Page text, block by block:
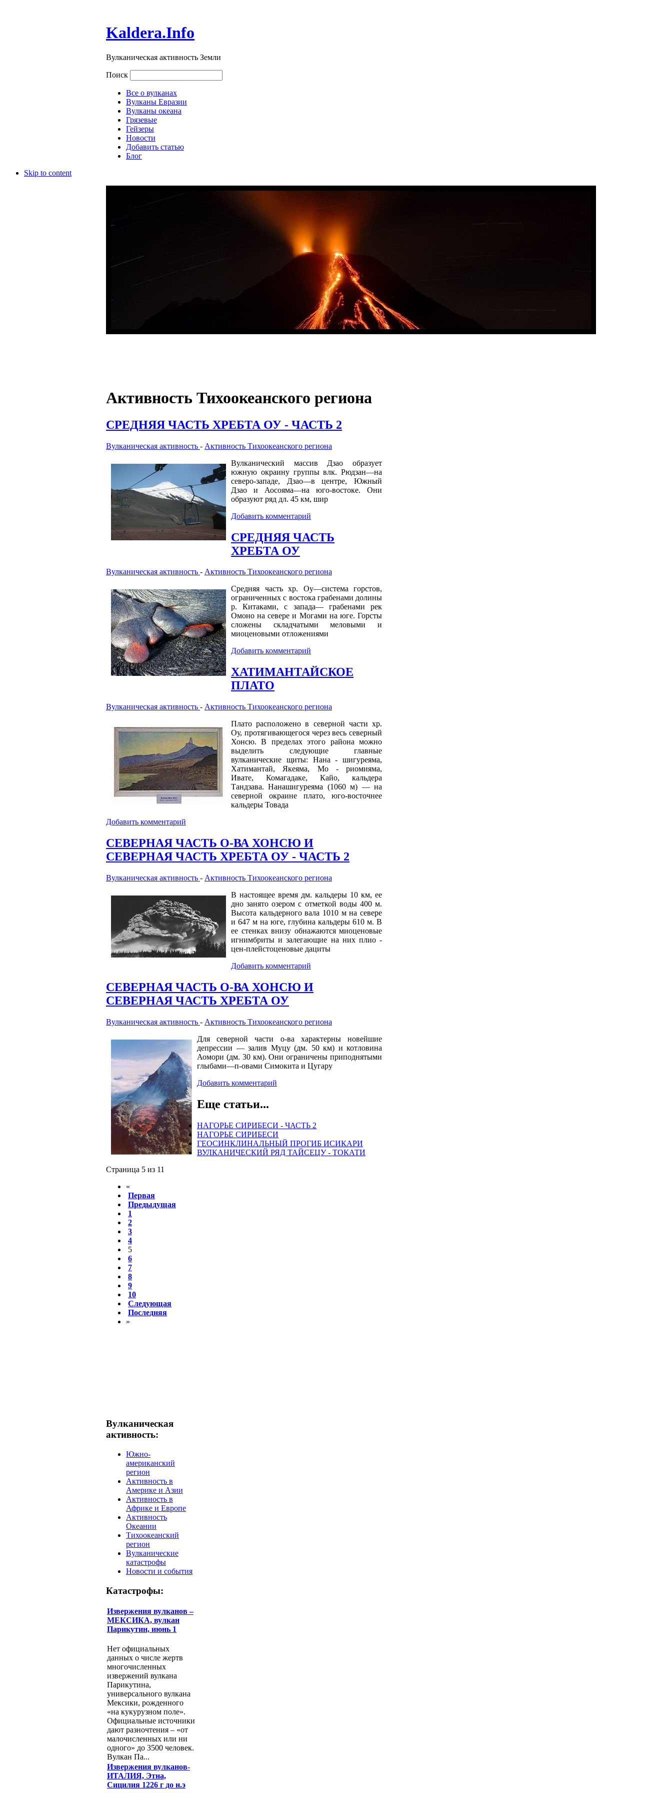
Kaldera.Info
Вулканическая активность Земли
Поиск
Все о вулканах
Вулканы Евразии
Вулканы океана
Грязевые
Гейзеры
Новости
Добавить статью
Блог
Skip to content
Активность Тихоокеанского региона
СРЕДНЯЯ ЧАСТЬ ХРЕБТА ОУ - ЧАСТЬ 2
Вулканическая активность - Активность Тихоокеанского региона
Вулканический массив Дзао образует
южную окраину группы влк. Рюдзан—на
северо-западе, Дзао—в центре, Южный
Дзао и Аосояма—на юго-востоке. Они
образуют ряд дл. 45 км, шир
Добавить комментарий
СРЕДНЯЯ ЧАСТЬ
ХРЕБТА ОУ
Вулканическая активность - Активность Тихоокеанского региона
Средняя часть хр. Оу—система горстов,
ограниченных с востока грабенами долины
р. Китаками, с запада— грабенами рек
Омоно на севере и Могами на юге. Горсты
сложены складчатыми меловыми и
миоценовыми отложениями
Добавить комментарий
ХАТИМАНТАЙСКОЕ
ПЛАТО
Вулканическая активность - Активность Тихоокеанского региона
Плато расположено в северной части хр.
Оу, протягивающегося через весь северный
Хонсю. В пределах этого района можно
выделить следующие главные
вулканические щиты: Нана - шигуреяма,
Хатимантай, Якеяма, Мо - риомияма,
Ивате, Комагадаке, Кайо, кальдера
Тандзава. Нанашигуреяма (1060 м) — на
северной окраине плато, юго-восточнее
кальдеры Товада
Добавить комментарий
СЕВЕРНАЯ ЧАСТЬ О-ВА ХОНСЮ И
СЕВЕРНАЯ ЧАСТЬ ХРЕБТА ОУ - ЧАСТЬ 2
Вулканическая активность - Активность Тихоокеанского региона
В настоящее время дм. кальдеры 10 км, ее
дно занято озером с отметкой воды 400 м.
Высота кальдерного вала 1010 м на севере
и 647 м на юге, глубина кальдеры 610 м. В
ее стенках внизу обнажаются миоценовые
игнимбриты и залегающие на них плио -
цен-плейстоценовые дациты
Добавить комментарий
СЕВЕРНАЯ ЧАСТЬ О-ВА ХОНСЮ И
СЕВЕРНАЯ ЧАСТЬ ХРЕБТА ОУ
Вулканическая активность - Активность Тихоокеанского региона
Для северной части о-ва характерны новейшие
депрессии — залив Муцу (дм. 50 км) и котловина
Аомори (дм. 30 км). Они ограничены приподнятыми
глыбами—п-овами Симокита и Цугару
Добавить комментарий
Еще статьи...
НАГОРЬЕ СИРИБЕСИ - ЧАСТЬ 2
НАГОРЬЕ СИРИБЕСИ
ГЕОСИНКЛИНАЛЬНЫЙ ПРОГИБ ИСИКАРИ
ВУЛКАНИЧЕСКИЙ РЯД ТАЙСЕЦУ - ТОКАТИ
Страница 5 из 11
«
Первая
Предыдущая
1
2
3
4
5
6
7
8
9
10
Следующая
Последняя
»
Вулканическая
активность:
Южно-
американский
регион
Активность в
Америке и Азии
Активность в
Африке и Европе
Активность
Океании
Тихоокеанский
регион
Вулканические
катастрофы
Новости и события
Катастрофы:
Извержения вулканов –
МЕКСИКА, вулкан
Парикутин, июнь 1
Нет официальных
данных о числе жертв
многочисленных
извержений вулкана
Парикутина,
универсального вулкана
Мексики, рожденного
«на кукурузном поле».
Официальные источники
дают разночтения – «от
малочисленных или ни
одного» до 3500 человек.
Вулкан Па...
Извержения вулканов-
ИТАЛИЯ, Этна,
Сицилия 1226 г до н.э